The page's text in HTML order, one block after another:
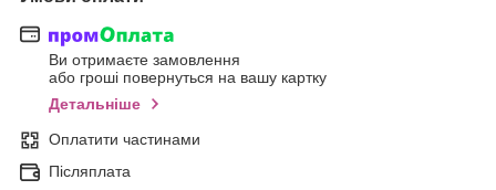
Ви отримаєте замовлення
або гроші повернуться на вашу картку
Детальніше
Оплатити частинами
Післяплата